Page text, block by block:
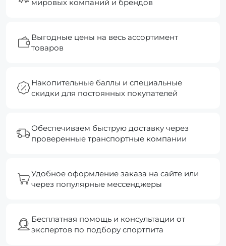
мировых компаний и брендов
Выгодные цены на весь ассортимент
товаров
Накопительные баллы и специальные
скидки для постоянных покупателей
Обеспечиваем быструю доставку через
проверенные транспортные компании
Удобное оформление заказа на сайте или
через популярные мессенджеры
Бесплатная помощь и консультации от
экспертов по подбору спортпита